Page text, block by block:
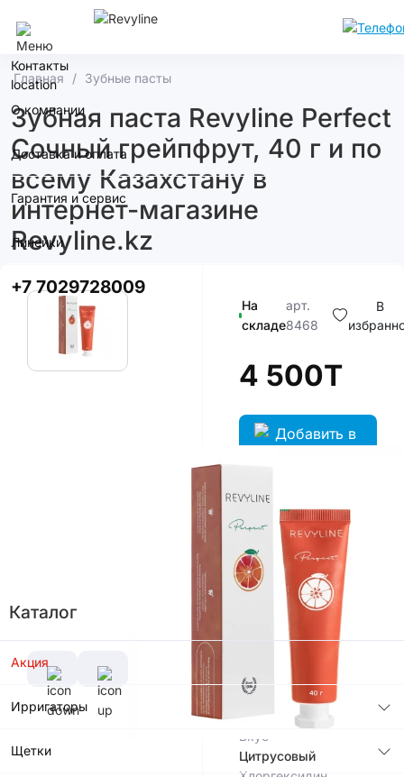
Контакты
О компании
Доставка и оплата
Гарантия и сервис
Линейки
+7 7029728009
Каталог
Акция
Ирригаторы
Щетки
Главная Зубные пасты
Зубная паста Revyline Perfect
Сочный грейпфрут, 40 г и по
всему Казахстану в
интернет-магазине
Revyline.kz
На
складе
арт.
8468
В
4 500T
Цвет
Характеристики
Производитель
Вкус
Цитрусовый